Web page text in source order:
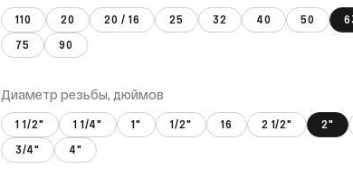
110 20 20 / 16 25 32 40 50
75
90
Диаметр резьбы, дюймов
1 1/2" 1 1/4" 1" 1/2" 16 2 1/2"
2"
3/4"
4"